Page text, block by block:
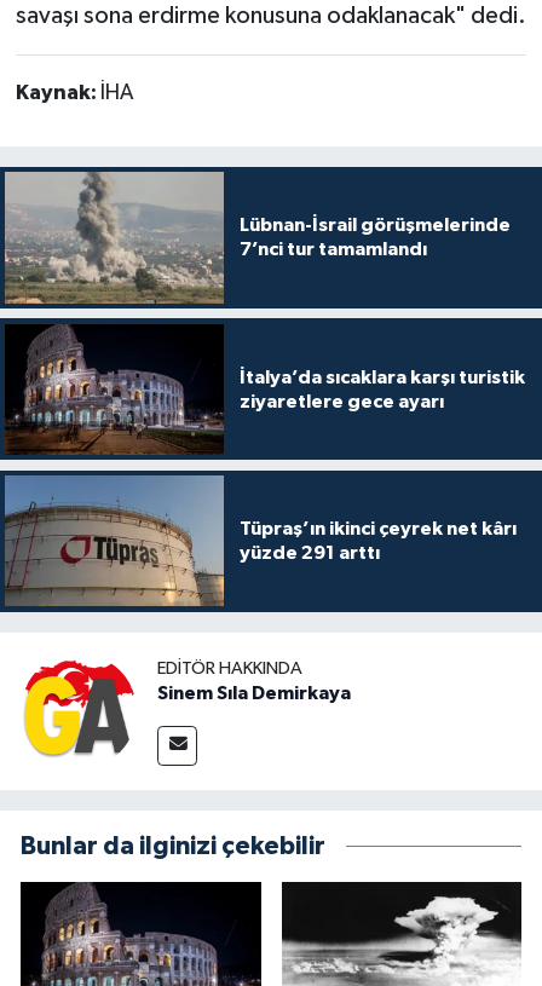
savaşı sona erdirme konusuna odaklanacak" dedi.
Kaynak: İHA
Lübnan-İsrail görüşmelerinde
7’nci tur tamamlandı
İtalya’da sıcaklara karşı turistik
ziyaretlere gece ayarı
Tüpraş’ın ikinci çeyrek net kârı
yüzde 291 arttı
EDITÖR HAKKINDA
Sinem Sıla Demirkaya
Bunlar da ilginizi çekebilir